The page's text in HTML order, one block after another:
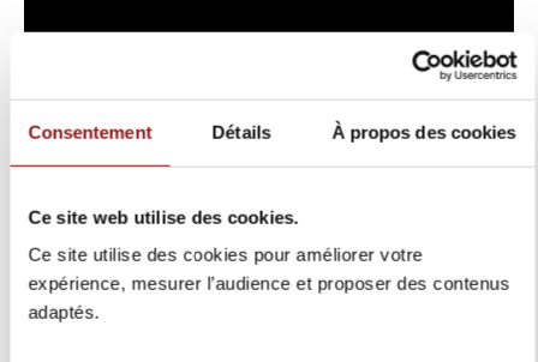
Consentement Détails À propos des cookies
Ce site web utilise des cookies.
Ce site utilise des cookies pour améliorer votre
expérience, mesurer l’audience et proposer des contenus
adaptés.